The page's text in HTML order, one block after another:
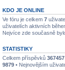
KDO JE ONLINE
Ve fóru je celkem 7
uživatelích aktivních
Nejvíce zde současně
STATISTIKY
Celkem příspěvků 367457
9879 • Nejnovějším